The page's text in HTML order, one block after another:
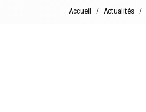
Accueil Actualités